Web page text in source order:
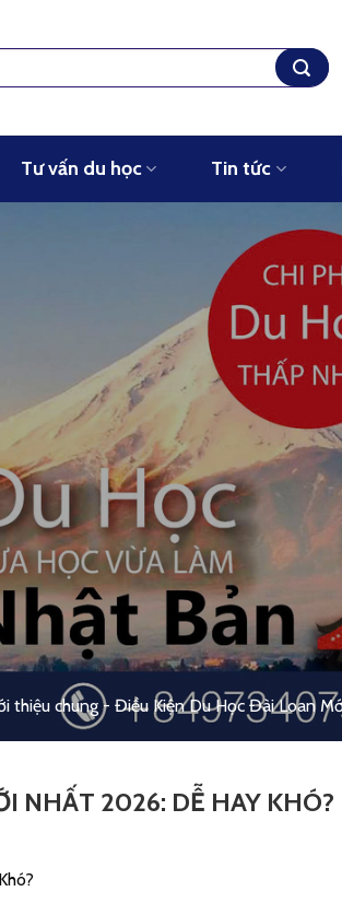
Tư vấn du học Tin tức
thiệu chung - Điều Kiện Du Học Đài Loan
NHẤT 2026: DỄ HAY KHÓ?